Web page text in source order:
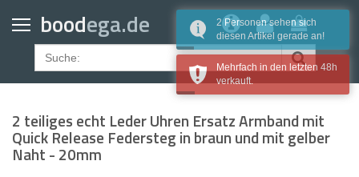
boodega.de
Geldbörsen
Gürtel
Apple Watch Armbänder
Samsung Watch Armbänder
2 teiliges echt Leder Uhren Ersatz Armband mit
Quick Release Federsteg in braun und mit gelber
Naht - 20mm
2 Personen sehen sich
diesen Artikel gerade an!
Mehrfach in den letzten 48h
verkauft.